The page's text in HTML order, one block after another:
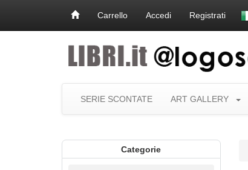
Carrello Accedi Registrati
SERIE SCONTATE ART GALLERY
Categorie